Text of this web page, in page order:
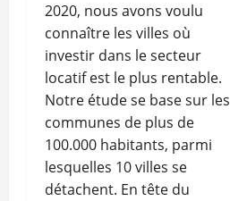
2020, nous avons voulu
connaître les villes où
investir dans le secteur
locatif est le plus rentable.
Notre étude se base sur les
communes de plus de
100.000 habitants, parmi
lesquelles 10 villes se
détachent. En tête du